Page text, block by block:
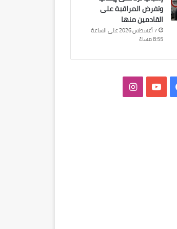
وتفرض المراقبة على
القادمين منها
7 أغسطس 2026 على الساعة
8:55 مساءً
فيسبوك‫YouTubeانستقرام